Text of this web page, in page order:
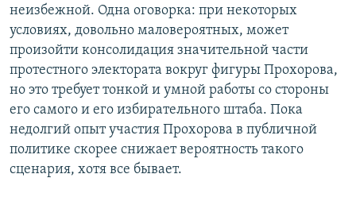
неизбежной. Одна оговорка: при некоторых
условиях, довольно маловероятных, может
произойти консолидация значительной части
протестного электората вокруг фигуры Прохорова,
но это требует тонкой и умной работы со стороны
его самого и его избирательного штаба. Пока
недолгий опыт участия Прохорова в публичной
политике скорее снижает вероятность такого
сценария, хотя все бывает.